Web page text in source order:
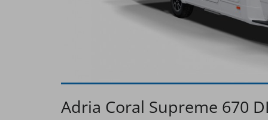
Adria Coral Supreme 670